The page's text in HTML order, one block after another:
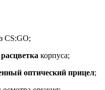
CS:GO;
корпуса;
оптический прицел;